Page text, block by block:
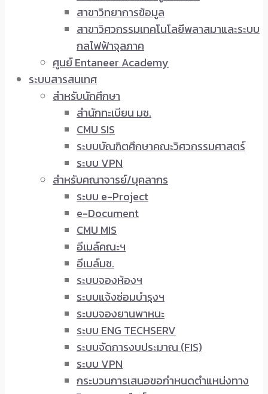
สาขาวิทยาการข้อมูล
สาขาวิศวกรรมเทคโนโลยีพลาสมาและระบบ
กลไฟฟ้าจุลภาค
ศูนย์ Entaneer Academy
ระบบสารสนเทศ
สำหรับนักศึกษา
สำนักทะเบียน มช.
CMU SIS
ระบบบัณฑิตศึกษาคณะวิศวกรรมศาสตร์
ระบบ VPN
สำหรับคณาจารย์/บุคลากร
ระบบ e-Project
e-Document
CMU MIS
อีเมล์คณะฯ
อีเมล์มช.
ระบบจองห้องฯ
ระบบแจ้งซ่อมบำรุงฯ
ระบบจองยานพาหนะ
ระบบ ENG TECHSERV
ระบบจัดการงบประมาณ (FIS)
ระบบ VPN
กระบวนการเสนอขอกำหนดตำแหน่งทาง